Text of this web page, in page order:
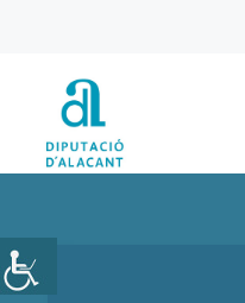
contingut